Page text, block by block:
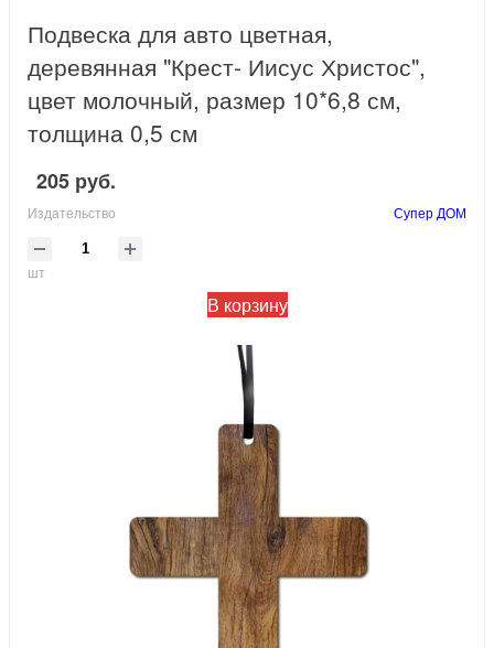
Подвеска для авто цветная,
деревянная "Крест- Иисус Христос",
цвет молочный, размер 10*6,8 см,
толщина 0,5 см
205 руб.
Издательство Супер ДОМ
шт
В корзину